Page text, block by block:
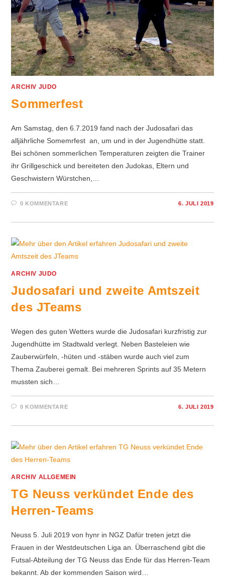
ARCHIV JUDO
Sommerfest
Am Samstag, den 6.7.2019 fand nach der Judosafari das
alljährliche Somemrfest an, um und in der Jugendhütte statt.
Bei schönen sommerlichen Temperaturen zeigten die Trainer
ihr Grillgeschick und bereiteten den Judokas, Eltern und
Geschwistern Würstchen,…
0 KOMMENTARE 6. JULI 2019
ARCHIV JUDO
Judosafari und zweite Amtszeit
des JTeams
Wegen des guten Wetters wurde die Judosafari kurzfristig zur
Jugendhütte im Stadtwald verlegt. Neben Basteleien wie
Zauberwürfeln, -hüten und -stäben wurde auch viel zum
Thema Zauberei gemalt. Bei mehreren Sprints auf 35 Metern
mussten sich…
0 KOMMENTARE 6. JULI 2019
ARCHIV ALLGEMEIN
TG Neuss verkündet Ende des
Herren-Teams
Neuss 5. Juli 2019 von hynr in NGZ Dafür treten jetzt die
Frauen in der Westdeutschen Liga an. Überraschend gibt die
Futsal-Abteilung der TG Neuss das Ende für das Herren-Team
bekannt. Ab der kommenden Saison wird…